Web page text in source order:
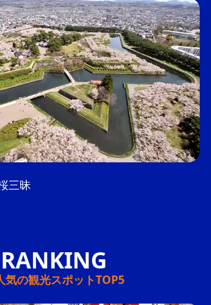
三昧
気の観光スポットTOP5